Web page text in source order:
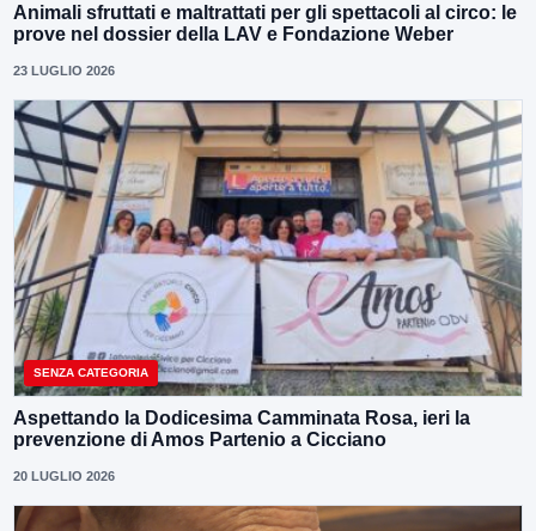
Animali sfruttati e maltrattati per gli spettacoli al circo: le
prove nel dossier della LAV e Fondazione Weber
23 LUGLIO 2026
SENZA CATEGORIA
Aspettando la Dodicesima Camminata Rosa, ieri la
prevenzione di Amos Partenio a Cicciano
20 LUGLIO 2026